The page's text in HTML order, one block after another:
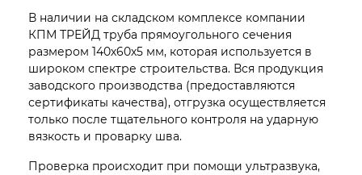
В наличии на складском комплексе компании
КПМ ТРЕЙД труба прямоугольного сечения
размером 140х60х5 мм, которая используется в
широком спектре строительства. Вся продукция
заводского производства (предоставляются
сертификаты качества), отгрузка осуществляется
только после тщательного контроля на ударную
вязкость и проварку шва.
Проверка происходит при помощи ультразвука,